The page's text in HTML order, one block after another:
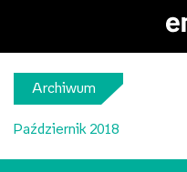
Archiwum
Październik 2018